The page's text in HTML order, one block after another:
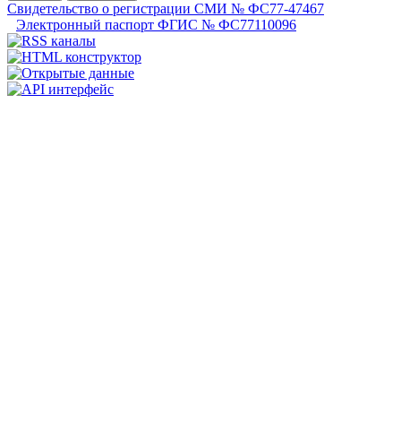
Свидетельство о регистрации СМИ № ФС77-47467
Электронный паспорт ФГИС № ФС77110096